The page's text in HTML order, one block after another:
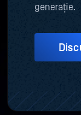
generație.